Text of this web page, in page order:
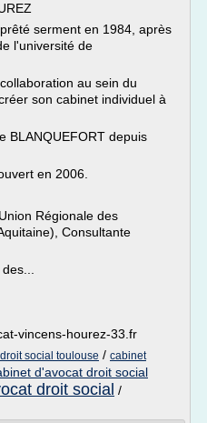
serment en 1984, après
l'université de
au sein du
son cabinet individuel à
BLANQUEFORT depuis
en 2006.
Régionale des
Consultante
vincens-hourez-33.fr
social toulouse / cabinet
d'avocat droit social
droit social /